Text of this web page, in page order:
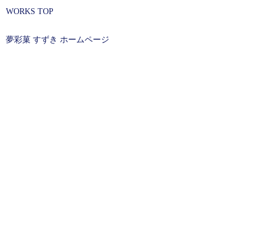
WORKS TOP
夢彩菓 すずき ホームページ